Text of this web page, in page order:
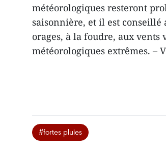
météorologiques resteront
saisonnière, et il est
orages, à la foudre, aux
météorologiques extrêmes. –
#fortes pluies